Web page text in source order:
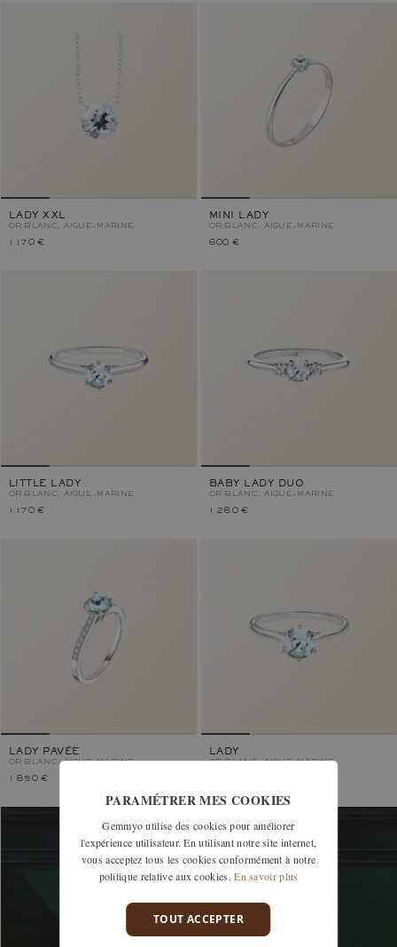
LADY XXL
OR BLANC, AIGUE-MARINE
1 170 €
MINI LADY
OR BLANC, AIGUE-MARINE
600 €
LITTLE LADY
OR BLANC, AIGUE-MARINE
1 170 €
BABY LADY DUO
OR BLANC, AIGUE-MARINE
1 280 €
LADY PAVÉE
OR BLANC, AIGUE-MARINE
1 850 €
LADY
OR BLANC, AIGUE-MARINE
DÉCOUVREZ NOS BOUTIQUES
PARAMÉTRER MES COOKIES
Gemmyo utilise des cookies pour améliorer
l'expérience utilisateur. En utilisant notre site internet,
vous acceptez tous les cookies conformément à notre
politique relative aux cookies. En savoir plus
TOUT ACCEPTER